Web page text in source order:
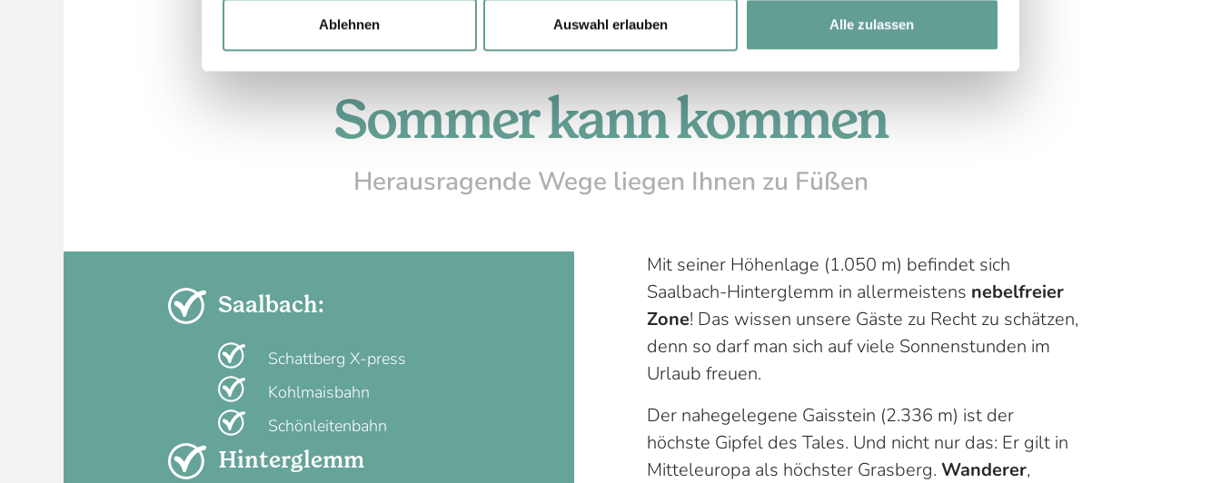
Ablehnen Auswahl erlauben Alle zulassen
Sommer kann kommen
Herausragende Wege liegen Ihnen zu Füßen
Mit seiner Höhenlage (1.050 m) befindet sich
Saalbach-Hinterglemm in allermeistens nebelfreier
Zone! Das wissen unsere Gäste zu Recht zu schätzen,
denn so darf man sich auf viele Sonnenstunden im
Urlaub freuen.
Der nahegelegene Gaisstein (2.336 m) ist der
höchste Gipfel des Tales. Und nicht nur das: Er gilt in
Mitteleuropa als höchster Grasberg. Wanderer,
Saalbach:
Schattberg X-press
Kohlmaisbahn
Schönleitenbahn
Hinterglemm